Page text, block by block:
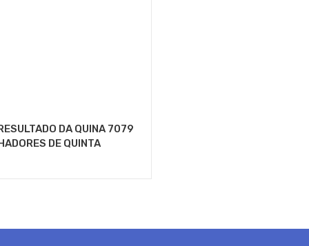
DA QUINA 7079
DE QUINTA